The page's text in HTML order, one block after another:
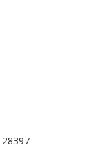
28397